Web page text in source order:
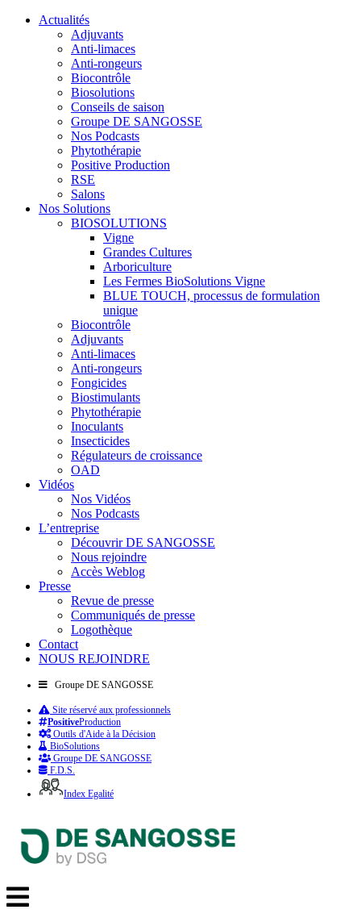
Actualités
Adjuvants
Anti-limaces
Anti-rongeurs
Biocontrôle
Biosolutions
Conseils de saison
Groupe DE SANGOSSE
Nos Podcasts
Phytothérapie
Positive Production
RSE
Salons
Nos Solutions
BIOSOLUTIONS
Vigne
Grandes Cultures
Arboriculture
Les Fermes BioSolutions Vigne
BLUE TOUCH, processus de formulation
unique
Biocontrôle
Adjuvants
Anti-limaces
Anti-rongeurs
Fongicides
Biostimulants
Phytothérapie
Inoculants
Insecticides
Régulateurs de croissance
OAD
Vidéos
Nos Vidéos
Nos Podcasts
L’entreprise
Découvrir DE SANGOSSE
Nous rejoindre
Accès Weblog
Presse
Revue de presse
Communiqués de presse
Logothèque
Contact
NOUS REJOINDRE
Groupe DE SANGOSSE
Site réservé aux professionnels
PositiveProduction
Outils d'Aide à la Décision
BioSolutions
Groupe DE SANGOSSE
F.D.S.
Index Egalité